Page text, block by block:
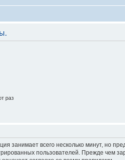
раз
занимает всего несколько минут, но
пользователей. Прежде чем